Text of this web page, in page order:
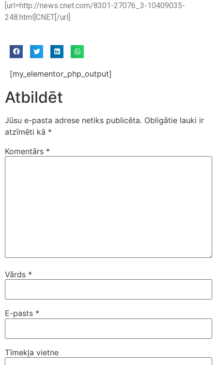
[url=http://news.cnet.com/8301-27076_3-10409035-
248.html]CNET[/url]
[my_elementor_php_output]
Atbildēt
Jūsu e-pasta adrese netiks publicēta. Obligātie lauki ir
atzīmēti kā *
Komentārs *
Vārds *
E-pasts *
Tīmekļa vietne